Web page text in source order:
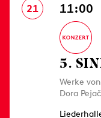
21 11:00
5.
Werke
Dora